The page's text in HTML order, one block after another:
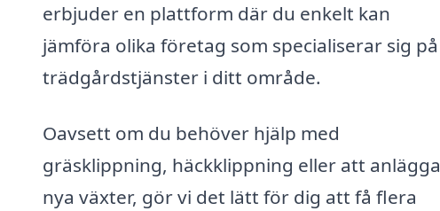
erbjuder en plattform där du enkelt kan
jämföra olika företag som specialiserar sig på
trädgårdstjänster i ditt område.
Oavsett om du behöver hjälp med
gräsklippning, häckklippning eller att anlägga
nya växter, gör vi det lätt för dig att få flera